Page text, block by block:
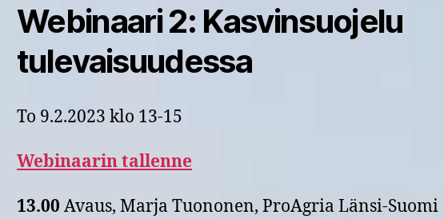
Webinaari 2: Kasvinsuojelu
tulevaisuudessa
To 9.2.2023 klo 13-15
Webinaarin tallenne
13.00 Avaus, Marja Tuononen, ProAgria Länsi-Suomi